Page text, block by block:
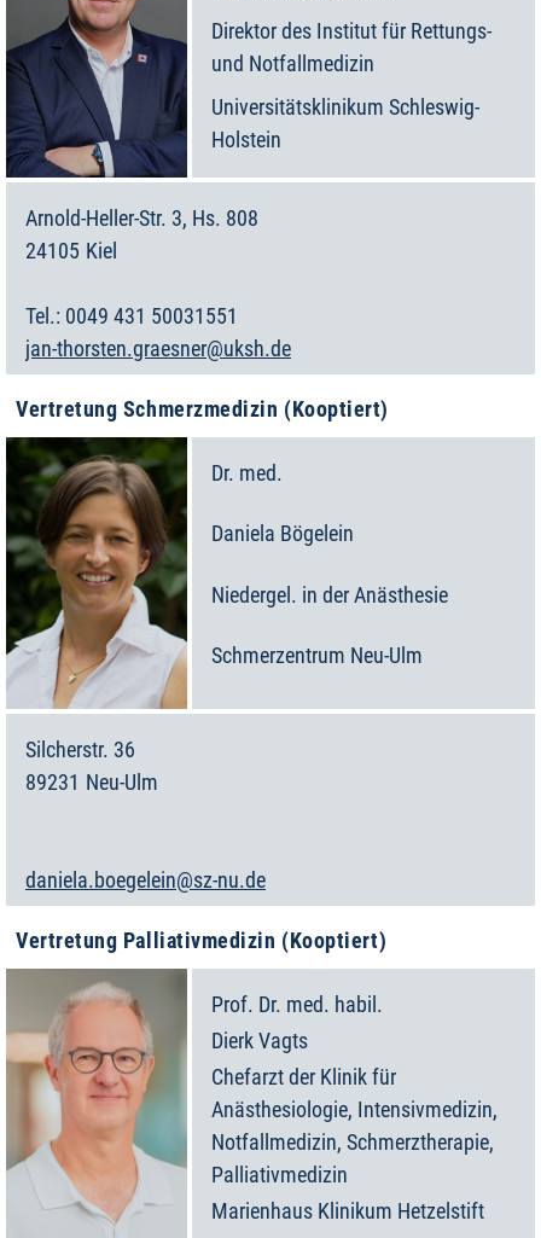
Direktor des Institut für Rettungs-
und Notfallmedizin
Universitätsklinikum Schleswig-
Holstein
Arnold-Heller-Str. 3, Hs. 808
24105 Kiel
0049 431 50031551
jan-thorsten.graesner@uksh.de
Vertretung Schmerzmedizin (Kooptiert)
Dr. med.
Daniela Bögelein
Niedergel. in der Anästhesie
Schmerzentrum Neu-Ulm
Silcherstr. 36
89231 Neu-Ulm
daniela.boegelein@sz-nu.de
Vertretung Palliativmedizin (Kooptiert)
Prof. Dr. med. habil.
DierkVagts
Chefarzt der Klinik für
Anästhesiologie, Intensivmedizin,
Notfallmedizin, Schmerztherapie,
Palliativmedizin
Marienhaus Klinikum Hetzelstift